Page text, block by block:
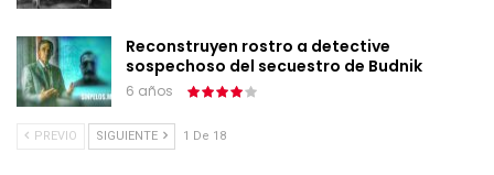
Reconstruyen rostro a detective
sospechoso del secuestro de Budnik
6 años
PREVIO SIGUIENTE 1 De 18